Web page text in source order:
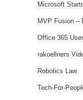
Microsoft
MVP Fusion –
Office 365
rakoellners
Robotics Law
Tech-For-